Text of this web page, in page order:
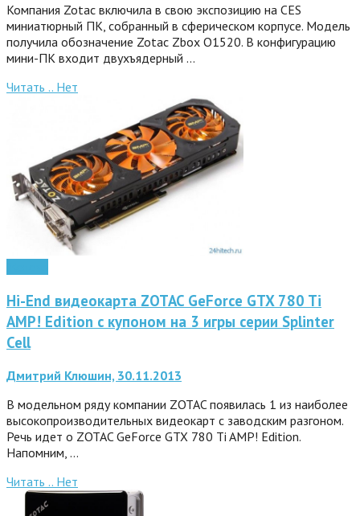
Компания Zotac включила в свою экспозицию на CES
миниатюрный ПК, собранный в сферическом корпусе. Модель
получила обозначение Zotac Zbox O1520. В конфигурацию
мини-ПК входит двухъядерный …
Читать .. Нет
Hi-End видеокарта ZOTAC GeForce GTX 780 Ti
AMP! Edition с купоном на 3 игры серии Splinter
Cell
Дмитрий Клюшин, 30.11.2013
В модельном ряду компании ZOTAC появилась 1 из наиболее
высокопроизводительных видеокарт с заводским разгоном.
Речь идет о ZOTAC GeForce GTX 780 Ti AMP! Edition.
Напомним, …
Читать .. Нет